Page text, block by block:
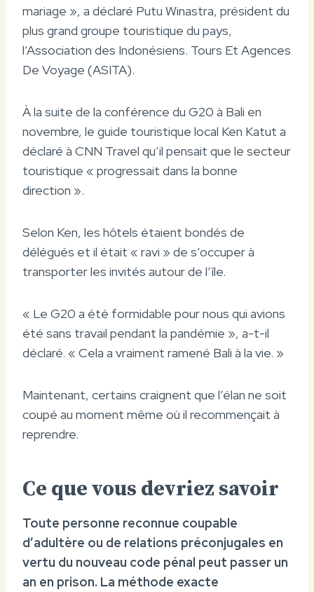
mariage », a déclaré Putu Winastra, président du
plus grand groupe touristique du pays,
l’Association des Indonésiens. Tours Et Agences
De Voyage (ASITA).
À la suite de la conférence du G20 à Bali en
novembre, le guide touristique local Ken Katut a
déclaré à CNN Travel qu’il pensait que le secteur
touristique « progressait dans la bonne
direction ».
Selon Ken, les hôtels étaient bondés de
délégués et il était « ravi » de s’occuper à
transporter les invités autour de l’île.
« Le G20 a été formidable pour nous qui avions
été sans travail pendant la pandémie », a-t-il
déclaré. « Cela a vraiment ramené Bali à la vie. »
Maintenant, certains craignent que l’élan ne soit
coupé au moment même où il recommençait à
reprendre.
Ce que vous devriez savoir
Toute personne reconnue coupable
d’adultère ou de relations préconjugales en
vertu du nouveau code pénal peut passer un
an en prison. La méthode exacte